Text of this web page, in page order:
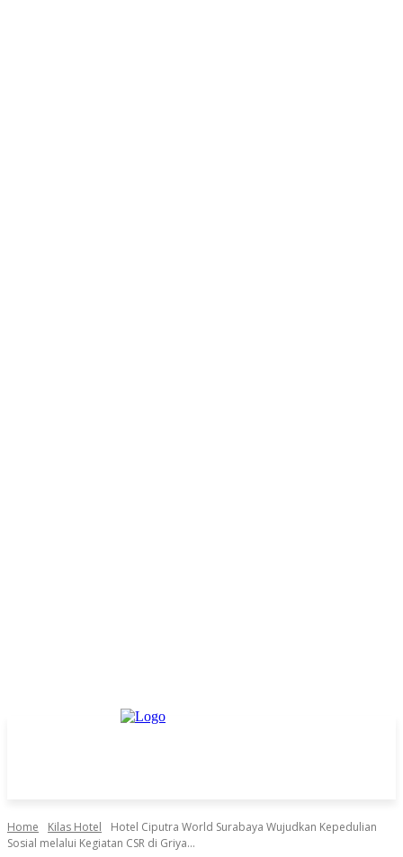
Home Kilas Hotel
Hotel Ciputra World Surabaya Wujudkan Kepedulian
Sosial melalui Kegiatan CSR di Griya...